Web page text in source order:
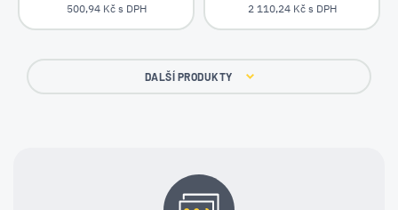
500,94 Kč s DPH 2 110,24 Kč s DPH
DALŠÍ PRODUKTY